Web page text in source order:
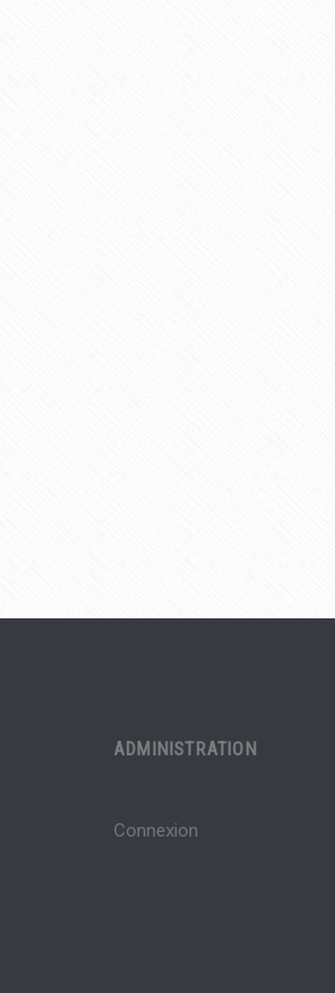
ADMINISTRATION
Connexion